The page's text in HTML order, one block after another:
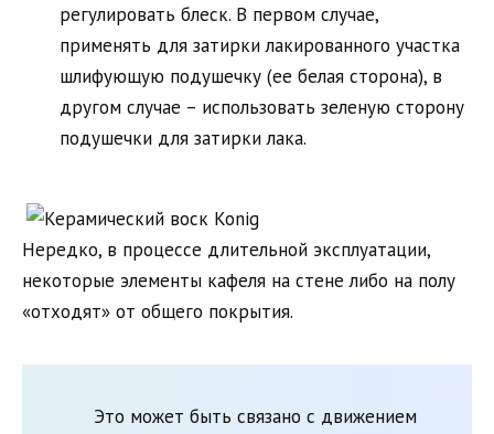
регулировать блеск. В первом случае,
применять для затирки лакированного участка
шлифующую подушечку (ее белая сторона), в
другом случае – использовать зеленую сторону
подушечки для затирки лака.
Нередко, в процессе длительной эксплуатации,
некоторые элементы кафеля на стене либо на полу
«отходят» от общего покрытия.
Это может быть связано с движением